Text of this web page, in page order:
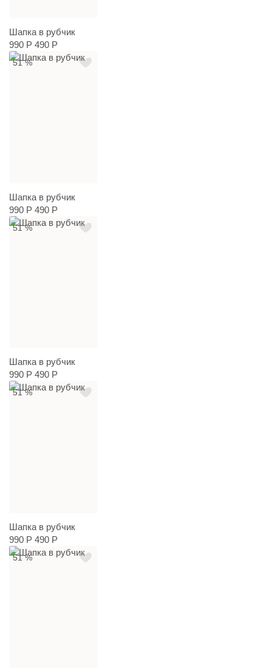
Шапка в рубчик
990 Р 490 Р
51 %
Шапка в рубчик
990 Р 490 Р
51 %
Шапка в рубчик
990 Р 490 Р
51 %
Шапка в рубчик
990 Р 490 Р
51 %